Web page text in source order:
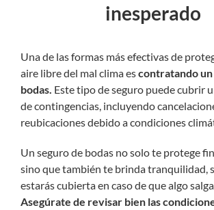
inesperado
Una de las formas más efectivas de
aire libre del mal clima escontratando un
bodas. Este tipo de seguro puede cubrir
de contingencias, incluyendo
reubicaciones debido a condiciones
Un seguro de bodas no solo te protege
sino que también te brinda tranquilidad,
estarás cubierta en caso de que algo
Asegúrate de revisar bien las